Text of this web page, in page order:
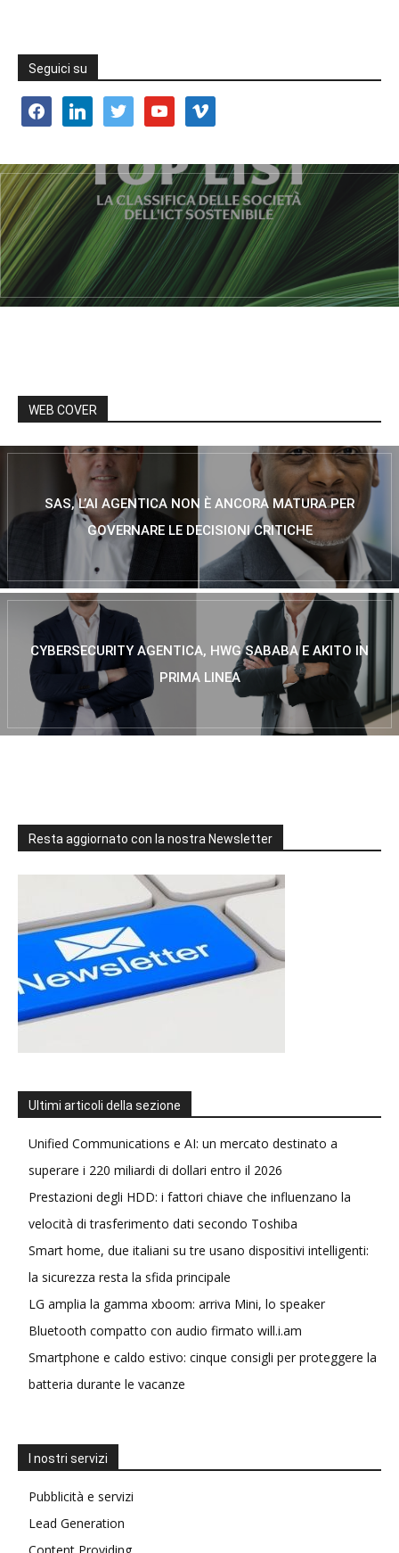
Seguici su
facebooklinkedin twitter youtube vimeo
WEB COVER
SAS, L’AI AGENTICA NON È ANCORA MATURA PER
GOVERNARE LE DECISIONI CRITICHE
CYBERSECURITY AGENTICA, HWG SABABA E AKITO IN
PRIMA LINEA
Resta aggiornato con la nostra Newsletter
Ultimi articoli della sezione
Unified Communications e AI: un mercato destinato a
superare i 220 miliardi di dollari entro il 2026
Prestazioni degli HDD: i fattori chiave che influenzano la
velocità di trasferimento dati secondo Toshiba
Smart home, due italiani su tre usano dispositivi intelligenti:
la sicurezza resta la sfida principale
LG amplia la gamma xboom: arriva Mini, lo speaker
Bluetooth compatto con audio firmato will.i.am
Smartphone e caldo estivo: cinque consigli per proteggere la
batteria durante le vacanze
I nostri servizi
Pubblicità e servizi
Lead Generation